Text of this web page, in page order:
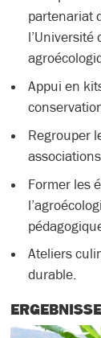
partenariat
l’Université
Appui en
Regrouper
associations.
Former les
Ateliers
durable.
ERGEBNISSE